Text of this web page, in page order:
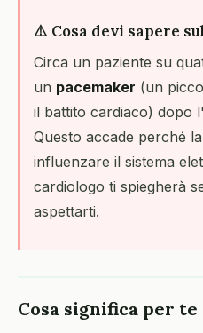
⚠️ Cosa devi sapere
Circa un paziente su
un pacemaker (un
il battito cardiaco) dopo
Questo accade perché
influenzare il sistema
cardiologo ti spiegherà
aspettarti.
Cosa significa per te